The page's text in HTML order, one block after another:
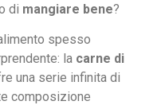
di mangiare bene?
spesso
la carne di
una serie infinita di
composizione